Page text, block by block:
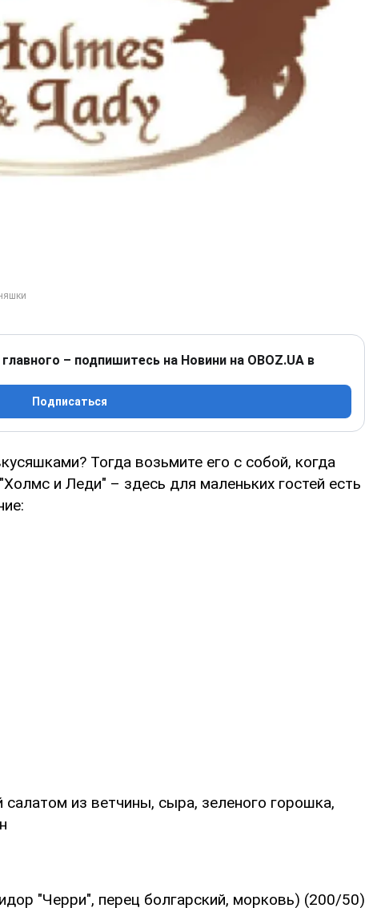
– подпишитесь на Новини на OBOZ.UA в
Подписаться
Тогда возьмите его с собой, когда
и Леди" – здесь для маленьких гостей есть
из ветчины, сыра, зеленого горошка,
"Черри", перец болгарский, морковь) (200/50)